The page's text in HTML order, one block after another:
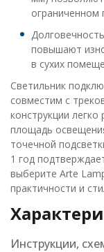
ограниченном
повышают
в сухих
Светильник
совместим с
конструкции
площадь
точечной
1 год
выберите Arte
практичности и
Инструкции,